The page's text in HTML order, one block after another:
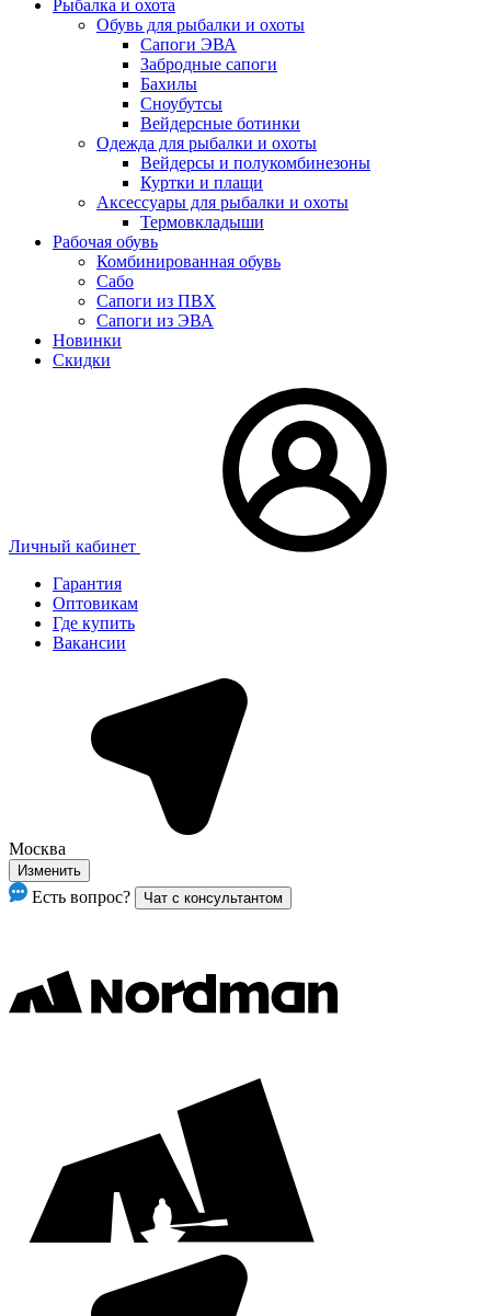
Рыбалка и охота
Обувь для рыбалки и охоты
Сапоги ЭВА
Забродные сапоги
Бахилы
Сноубутсы
Вейдерсные ботинки
Одежда для рыбалки и охоты
Вейдерсы и полукомбинезоны
Куртки и плащи
Аксессуары для рыбалки и охоты
Термовкладыши
Рабочая обувь
Комбинированная обувь
Сабо
Сапоги из ПВХ
Сапоги из ЭВА
Новинки
Скидки
Личный кабинет
Гарантия
Оптовикам
Где купить
Вакансии
Москва
Изменить
Есть вопрос? Чат с консультантом